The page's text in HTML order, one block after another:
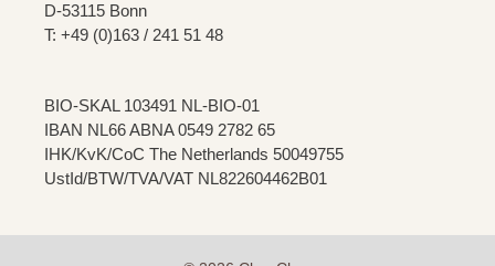
D-53115 Bonn
T: +49 (0)163 / 241 51 48
BIO-SKAL 103491 NL-BIO-01
IBAN NL66 ABNA 0549 2782 65
IHK/KvK/CoC The Netherlands 50049755
UstId/BTW/TVA/VAT NL822604462B01